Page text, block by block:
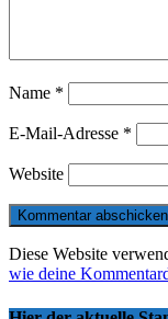
Name *
E-Mail-Adresse *
Website
Diese Website
wie deine